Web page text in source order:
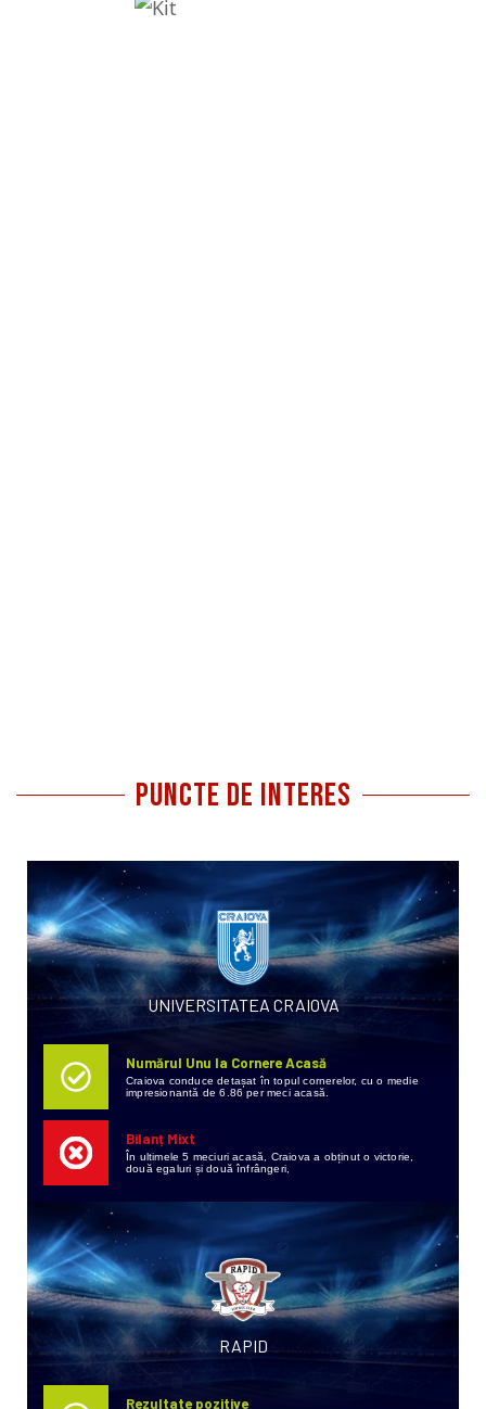
Puncte de interes
UNIVERSITATEA CRAIOVA
Numărul Unu la Cornere Acasă
Craiova conduce detașat în topul cornerelor, cu o medie
impresionantă de 6.86 per meci acasă.
Bilanț Mixt
În ultimele 5 meciuri acasă, Craiova a obținut o victorie,
două egaluri și două înfrângeri,
RAPID
Rezultate pozitive